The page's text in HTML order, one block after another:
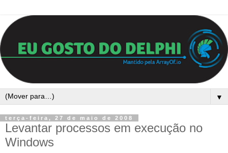
▼
terça-feira, 27 de maio de 2008
Levantar processos em execução no
Windows